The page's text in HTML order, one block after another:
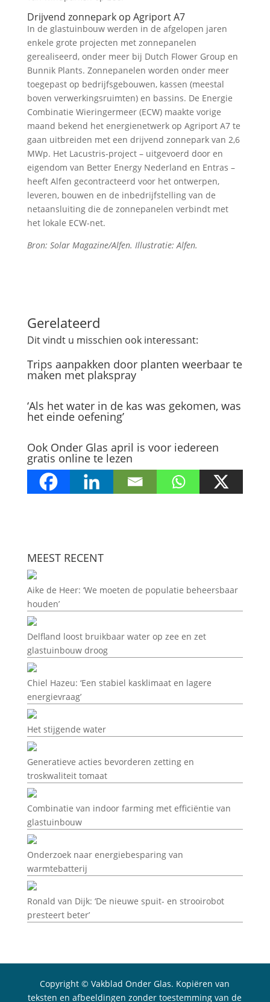
Drijvend zonnepark op Agriport A7
In de glastuinbouw werden in de afgelopen jaren
enkele grote projecten met zonnepanelen
gerealiseerd, onder meer bij Dutch Flower Group en
Bunnik Plants. Zonnepanelen worden onder meer
toegepast op bedrijfsgebouwen, kassen (meestal
boven verwerkingsruimten) en bassins. De Energie
Combinatie Wieringermeer (ECW) maakte vorige
maand bekend het energienetwerk op Agriport A7 te
gaan uitbreiden met een drijvend zonnepark van 2,6
MWp. Het Lacustris-project – uitgevoerd door en
eigendom van Better Energy Nederland en Entras –
heeft Alfen gecontracteerd voor het ontwerpen,
leveren, bouwen en de inbedrijfstelling van de
netaansluiting die de zonnepanelen verbindt met
het lokale ECW-net.
Bron: Solar Magazine/Alfen. Illustratie: Alfen.
Gerelateerd
Dit vindt u misschien ook interessant:
Trips aanpakken door planten weerbaar te
maken met plakspray
‘Als het water in de kas was gekomen, was
het einde oefening’
Ook Onder Glas april is voor iedereen
gratis online te lezen
MEEST RECENT
Aike de Heer: ‘We moeten de populatie beheersbaar
houden’
Delfland loost bruikbaar water op zee en zet
glastuinbouw droog
Chiel Hazeu: ‘Een stabiel kasklimaat en lagere
energievraag’
Het stijgende water
Generatieve acties bevorderen zetting en
troskwaliteit tomaat
Combinatie van indoor farming met efficiëntie van
glastuinbouw
Onderzoek naar energiebesparing van
warmtebatterij
Ronald van Dijk: ‘De nieuwe spuit- en strooirobot
presteert beter’
Copyright © Vakblad Onder Glas. Kopiëren van
teksten en afbeeldingen zonder toestemming van de